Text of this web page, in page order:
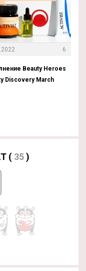
6
Beauty Heroes
Discovery March
( 35)